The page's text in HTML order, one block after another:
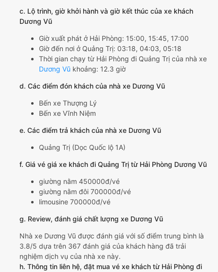
c. Lộ trình, giờ khởi hành và giờ kết thúc của xe khách
Dương Vũ
Giờ xuất phát ở Hải Phòng: 15:00, 15:45, 17:00
Giờ đến nơi ở Quảng Trị: 03:18, 04:03, 05:18
Thời gian chạy từ Hải Phòng đi Quảng Trị của nhà xe
Dương Vũ khoảng: 12.3 giờ
d. Các điểm đón khách của nhà xe Dương Vũ
Bến xe Thượng Lý
Bến xe Vĩnh Niệm
e. Các điểm trả khách của nhà xe Dương Vũ
Quảng Trị (Dọc Quốc lộ 1A)
f. Giá vé giá xe khách đi Quảng Trị từ Hải Phòng Dương Vũ
giường nằm 450000đ/vé
giường nằm đôi 700000đ/vé
limousine 700000đ/vé
g. Review, đánh giá chất lượng xe Dương Vũ
Nhà xe Dương Vũ được đánh giá với số điểm trung bình là
3.8/5 dựa trên 367 đánh giá của khách hàng đã trải
nghiệm dịch vụ của nhà xe này.
h. Thông tin liên hệ, đặt mua vé xe khách từ Hải Phòng đi